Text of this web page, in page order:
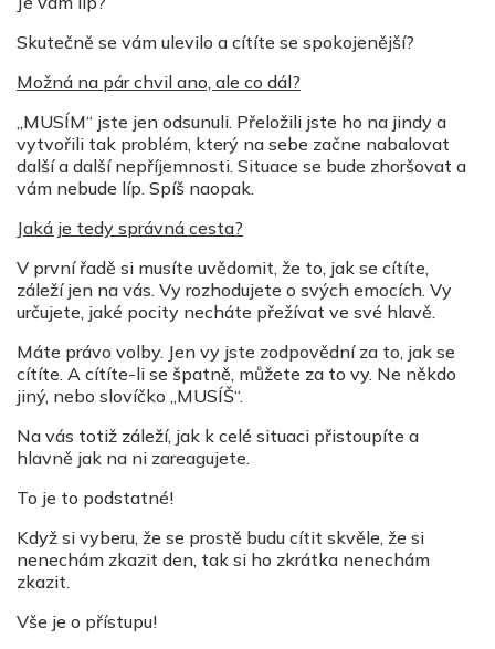
Skutečně se vám ulevilo a cítíte se spokojenější?
Možná na pár chvil ano, ale co dál?
„MUSÍM“ jste jen odsunuli. Přeložili jste ho na jindy a
vytvořili tak problém, který na sebe začne nabalovat
další a další nepříjemnosti. Situace se bude zhoršovat a
vám nebude líp. Spíš naopak.
Jaká je tedy správná cesta?
V první řadě si musíte uvědomit, že to, jak se cítíte,
záleží jen na vás. Vy rozhodujete o svých emocích. Vy
určujete, jaké pocity necháte přežívat ve své hlavě.
Máte právo volby. Jen vy jste zodpovědní za to, jak se
cítíte. A cítíte-li se špatně, můžete za to vy. Ne někdo
jiný, nebo slovíčko „MUSÍŠ“.
Na vás totiž záleží, jak k celé situaci přistoupíte a
hlavně jak na ni zareagujete.
To je to podstatné!
Když si vyberu, že se prostě budu cítit skvěle, že si
nenechám zkazit den, tak si ho zkrátka nenechám
zkazit.
Vše je o přístupu!